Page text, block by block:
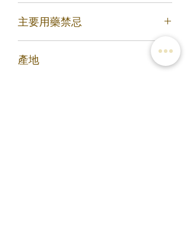
五十丸。 (《丹溪心法》清金丸)
經。
主要用藥禁忌
脾肺虛熱者忌之
產地